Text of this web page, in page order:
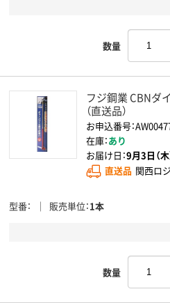
数量
フジ鋼業 CBNダ
（直送品）
お申込番号：
在庫：あり
お届け日：9月3日（木
直送品 関西ロ
型番 販売単位 1本
数量